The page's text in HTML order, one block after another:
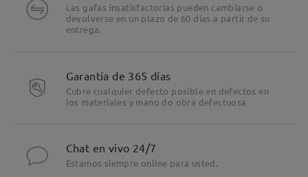
Las gafas insatisfactorias pueden cambiarse o
devolverse en un plazo de 60 días a partir de su
entrega.
Garantía de 365 días
Cubre cualquier defecto posible en defectos en
los materiales y mano do obra defectuosa
Chat en vivo 24/7
Estamos siempre online para usted.